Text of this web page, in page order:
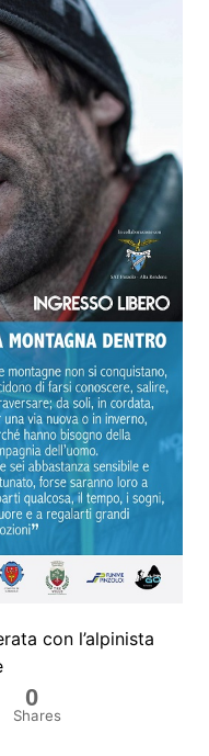
con l’alpinista
0
Shares